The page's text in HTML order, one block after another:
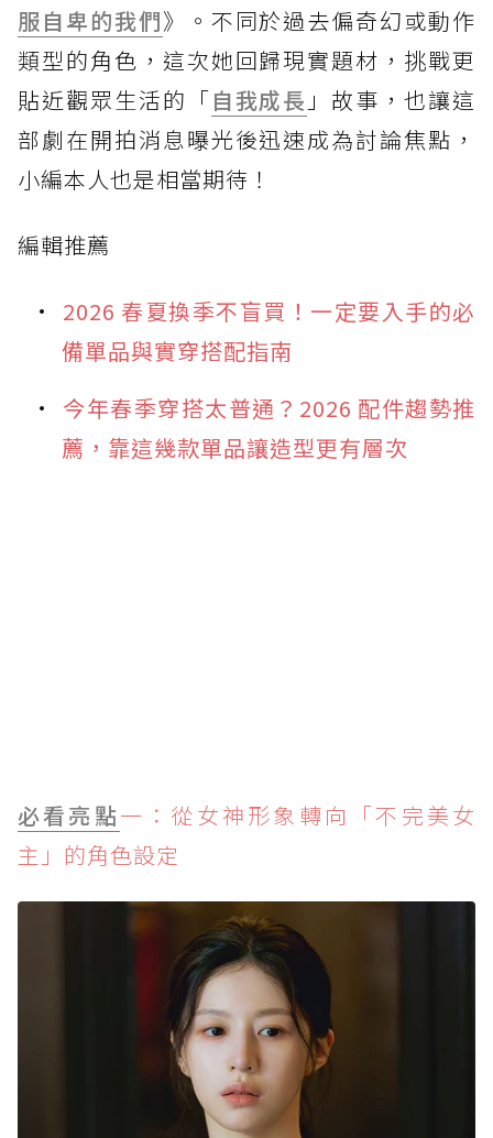
服自卑的我們》。不同於過去偏奇幻或動作
類型的角色，這次她回歸現實題材，挑戰更
貼近觀眾生活的「自我成長 」故事，也讓這
部劇在開拍消息曝光後迅速成為討論焦點，
小編本人也是相當期待！
編輯推薦
2026 春夏換季不盲買！一定要入手的必
備單品與實穿搭配指南
今年春季穿搭太普通？2026 配件趨勢推
薦，靠這幾款單品讓造型更有層次
必看亮點一：從女神形象轉向「不完美女
主」的角色設定